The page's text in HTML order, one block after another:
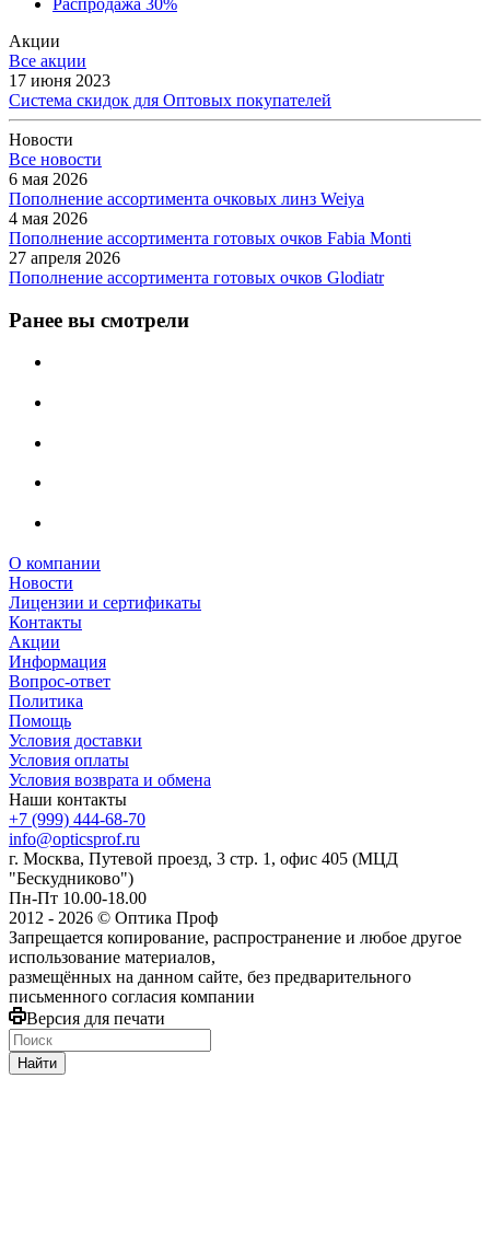
Акции
Все акции
17 июня 2023
Система скидок для Оптовых покупателей
Новости
Все новости
6 мая 2026
Пополнение ассортимента очковых линз Weiya
4 мая 2026
Пополнение ассортимента готовых очков Fabia Monti
27 апреля 2026
Пополнение ассортимента готовых очков Glodiatr
Ранее вы смотрели
О компании
Новости
Лицензии и сертификаты
Контакты
Акции
Информация
Вопрос-ответ
Политика
Помощь
Условия доставки
Условия оплаты
Условия возврата и обмена
Наши контакты
+7 (999) 444-68-70
info@opticsprof.ru
г. Москва, Путевой проезд, 3 стр. 1, офис 405 (МЦД
"Бескудниково")
Пн-Пт 10.00-18.00
2012 - 2026 © Оптика Проф
Запрещается копирование, распространение и любое другое
использование материалов,
размещённых на данном сайте, без предварительного
письменного согласия компании
Версия для печати
Найти